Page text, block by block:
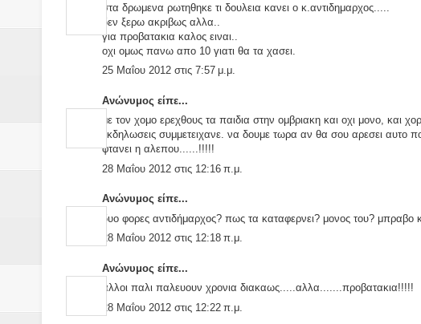
στα δρωμενα ρωτηθηκε τι δουλεια κανει ο κ.αντιδημαρχος.....
δεν ξερω ακριβως αλλα..
για προβατακια καλος ειναι..
οχι ομως πανω απο 10 γιατι θα τα χασει.
25 Μαΐου 2012 στις 7:57 μ.μ.
Ανώνυμος είπε...
με τον χομο ερεχθους τα παιδια στην ομβριακη και οχι μονο, και
εκδηλωσεις συμμετειχανε. να δουμε τωρα αν θα σου αρεσει αυτο
φτανει η αλεπου......!!!!!
28 Μαΐου 2012 στις 12:16 π.μ.
Ανώνυμος είπε...
δυο φορες αντιδήμαρχος? πως τα καταφερνει? μονος του?
28 Μαΐου 2012 στις 12:18 π.μ.
Ανώνυμος είπε...
αλλοι παλι παλευουν χρονια διακαως.....αλλα.......προβατακια!!!!!
28 Μαΐου 2012 στις 12:22 π.μ.